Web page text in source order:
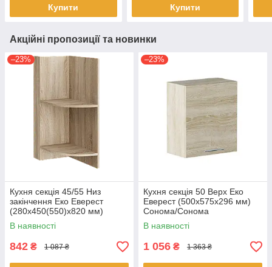
Купити Купити
Акційні пропозиції та новинки
–23%
Кухня секція 45/55 Низ
закінчення Еко Еверест
(280х450(550)х820 мм)
Сонома
В наявності
842 ₴ 1 087 ₴
–23%
Кухня секція 50 Верх Еко
Еверест (500х575х296 мм)
Сонома/Сонома
В наявності
1 056 ₴ 1 363 ₴